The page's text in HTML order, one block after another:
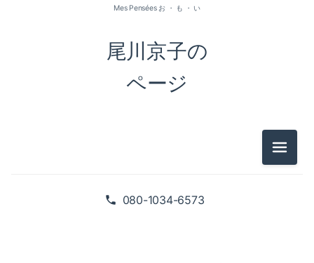
080-1034-6573
尾川京子の
ページ
Mes Pensées お ・ も ・ い
メニュ